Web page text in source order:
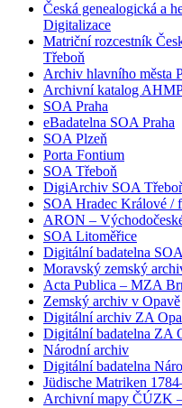
Česká genealogická a
Digitalizace
Matriční rozcestník
Třeboň
Archiv hlavního města
Archivní katalog
SOA Praha
eBadatelna SOA Praha
SOA Plzeň
Porta Fontium
SOA Třeboň
DigiArchiv SOA
SOA Hradec Králové /
ARON –
SOA Litoměřice
Digitální badatelna
Moravský zemský
Acta Publica – MZA
Zemský archiv v Opavě
Digitální archiv ZA
Digitální badatelna ZA
Národní archiv
Digitální badatelna
Jüdische Matriken
Archivní mapy ČÚZK